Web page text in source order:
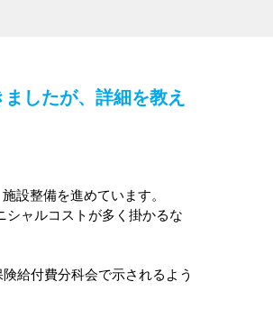
したが、詳細を教え
設整備を進めています。
シャルコストが多く掛かるな
給付費分科会で示されるよう